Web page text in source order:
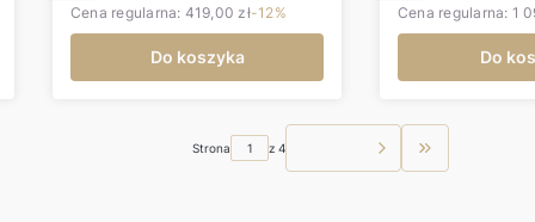
Cena regularna: 419,00 zł-12%
Do koszyka
Cena regularna: 1
Do
Strona z 4 Przejdź do